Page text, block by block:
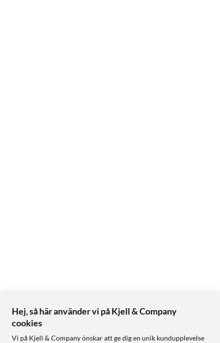
Hej, så här använder vi på Kjell & Company
cookies
Vi på Kjell & Company önskar att ge dig en unik kundupplevelse